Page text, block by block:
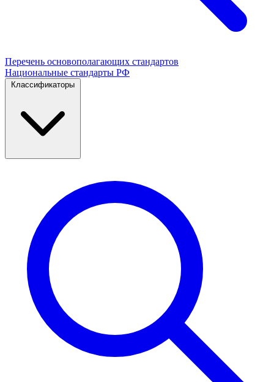
Перечень основополагающих стандартов
Национальные стандарты РФ
Классификаторы